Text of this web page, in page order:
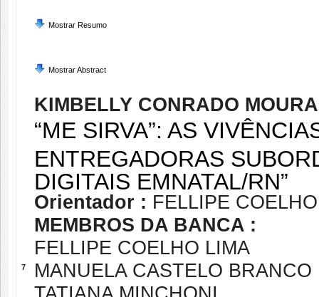
Mostrar Resumo
Mostrar Abstract
7
KIMBELLY CONRADO MOURA
“ME SIRVA”: AS
ENTREGADORAS
DIGITAIS EMNATAL/RN”
Orientador : FELLIPE
MEMBROS DA BANCA :
FELLIPE COELHO LIMA
MANUELA CASTELO BRANCO